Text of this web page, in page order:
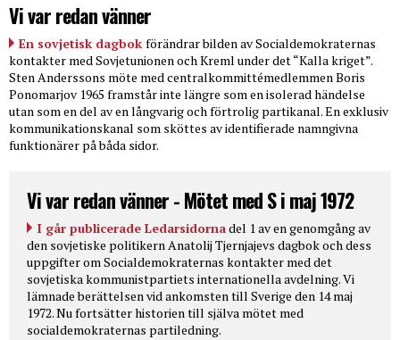
Vi var redan vänner
En sovjetisk dagbok förändrar bilden av Socialdemokraternas
kontakter med Sovjetunionen och Kreml under det “Kalla kriget”.
Sten Anderssons möte med centralkommittémedlemmen Boris
Ponomarjov 1965 framstår inte längre som en isolerad händelse
utan som en del av en långvarig och förtrolig partikanal. En exklusiv
kommunikationskanal som sköttes av identifierade namngivna
funktionärer på båda sidor.
Vi var redan vänner - Mötet med S i maj 1972
I går publicerade Ledarsidornadel 1 av en genomgång av
den sovjetiske politikern Anatolij Tjernjajevs dagbok och dess
uppgifter om Socialdemokraternas kontakter med det
sovjetiska kommunistpartiets internationella avdelning. Vi
lämnade berättelsen vid ankomsten till Sverige den 14 maj
1972. Nu fortsätter historien till själva mötet med
socialdemokraternas partiledning.